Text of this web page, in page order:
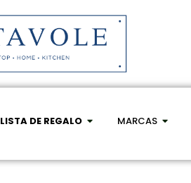
LISTA DE REGALO MARCAS